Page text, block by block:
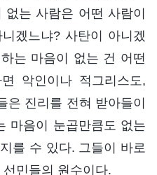
는 사람은 어떤 사람이
겠느냐? 사탄이 아니겠
는 마음이 없는 건 어떤
악인이나 적그리스도,
은 진리를 전혀 받아들이
마음이 눈곱만큼도 없는
를 수 있다. 그들이 바로
민들의 원수이다.